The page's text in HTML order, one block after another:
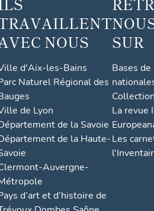
actuel
lemen
t
palais
de
NOUS
d'Aix-les-Bains
Naturel Régional des
de Lyon
de la Savoie
de la Haute-
Auvergne-
d’art et d’histoire de
SUR
Bases
La revue
Les